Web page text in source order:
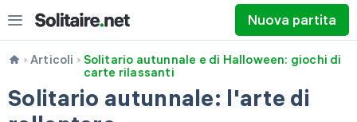
Nuova partita
Articoli
Solitario autunnale e di Halloween: giochi di
carte rilassanti
Solitario autunnale: l'arte di